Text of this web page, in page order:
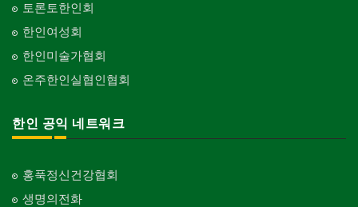
토론토한인회
한인여성회
한인미술가협회
온주한인실협인협회
한인 공익 네트워크
홍푹정신건강협회
생명의전화